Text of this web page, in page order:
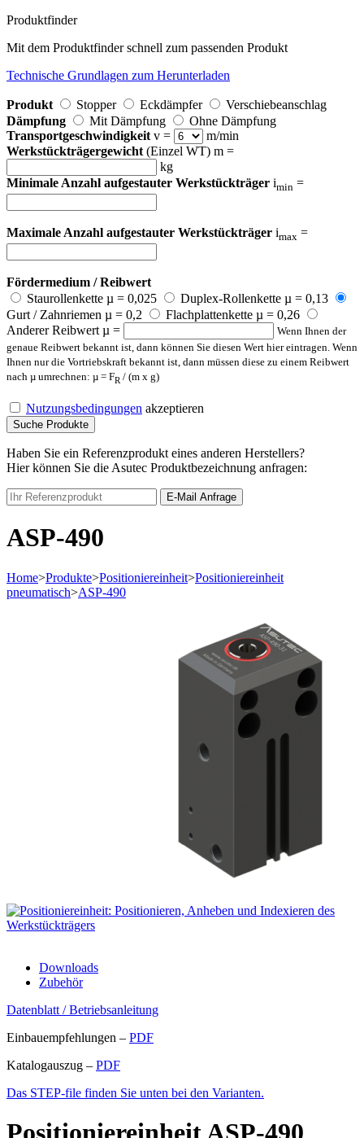
Produktfinder
Mit dem Produktfinder schnell zum passenden Produkt
Technische Grundlagen zum Herunterladen
Produkt Stopper Eckdämpfer
Verschiebeanschlag
Dämpfung
Mit Dämpfung
Ohne Dämpfung
Transportgeschwindigkeit v =
m/min
Werkstückträgergewicht (Einzel WT) m =
kg
Minimale Anzahl aufgestauter Werkstückträger imin =
Maximale Anzahl aufgestauter Werkstückträger imax =
Fördermedium / Reibwert
Staurollenkette µ = 0,025
Duplex-Rollenkette µ = 0,13
Gurt / Zahnriemen µ = 0,2
Flachplattenkette µ = 0,26
Anderer Reibwert µ =
Wenn Ihnen der
genaue Reibwert bekannt ist, dann können Sie diesen Wert hier eintragen. Wenn
Ihnen nur die Vortriebskraft bekannt ist, dann müssen diese zu einem Reibwert
nach µ umrechnen: µ = FR / (m x g)
Nutzungsbedingungen akzeptieren
Suche Produkte
Haben Sie ein Referenzprodukt eines anderen Herstellers?
Hier können Sie die Asutec Produktbezeichnung anfragen:
E-Mail Anfrage
ASP-490
Home>Produkte>Positioniereinheit>Positioniereinheit
pneumatisch>ASP-490
Downloads
Zubehör
Datenblatt / Betriebsanleitung
Einbauempfehlungen – PDF
Katalogauszug – PDF
Das STEP-file finden Sie unten bei den Varianten.